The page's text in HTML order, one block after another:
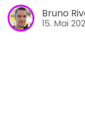
Bruno
15. Mai